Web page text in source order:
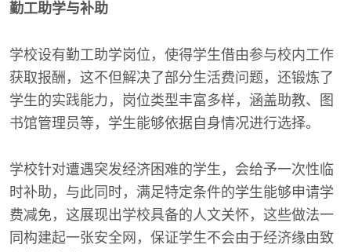
勤工助学与补助
学校设有勤工助学岗位，使得学生借由参与校内工作
获取报酬，这不但解决了部分生活费问题，还锻炼了
学生的实践能力，岗位类型丰富多样，涵盖助教、图
书馆管理员等，学生能够依据自身情况进行选择。
学校针对遭遇突发经济困难的学生，会给予一次性临
时补助，与此同时，满足特定条件的学生能够申请学
费减免，这展现出学校具备的人文关怀，这些做法一
同构建起一张安全网，保证学生不会由于经济缘由致